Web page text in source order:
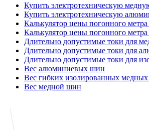
Купить электротехническую
Купить электротехническую
Калькулятор цены погонного
Калькулятор цены погонного
Длительно допустимые токи для
Длительно допустимые токи для
Длительно допустимые токи для
Вес алюминиевых шин
Вес гибких изолированных
Вес медной шин